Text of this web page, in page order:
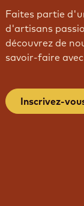
Faites partie
d'artisans
découvrez de
savoir-faire
Inscrivez-